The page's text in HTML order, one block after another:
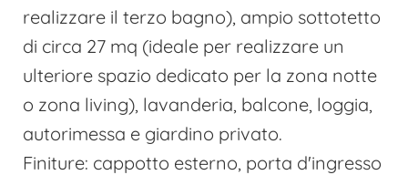
realizzare il terzo bagno), ampio sottotetto
di circa 27 mq (ideale per realizzare un
ulteriore spazio dedicato per la zona notte
o zona living), lavanderia, balcone, loggia,
autorimessa e giardino privato.
Finiture: cappotto esterno, porta d'ingresso